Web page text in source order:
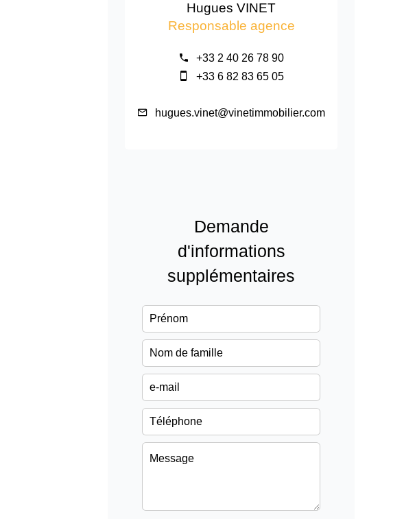
Hugues VINET
Responsable agence
+33 2 40 26 78 90
+33 6 82 83 65 05
hugues.vinet@vinetimmobilier.com
Demande
d'informations
supplémentaires